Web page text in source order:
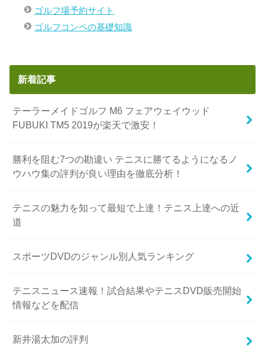
ゴルフ場予約サイト
ゴルフコンペの基礎知識
新着記事
テーラーメイドゴルフ M6 フェアウェイウッド
FUBUKI TM5 2019が楽天で激安！
勝利を阻む7つの勘違い テニスに勝てるようになるノ
ウハウ集の評判が良い理由を徹底分析！
テニスの魅力を知って最短で上達！テニス上達への近
道
スポーツDVDのジャンル別人気ランキング
テニスニュース速報！試合結果やテニスDVD販売開始
情報などを配信
新井湯太加の評判